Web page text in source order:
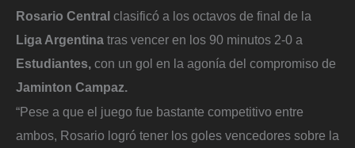
Rosario Central clasificó a los octavos de final de la
Liga Argentina tras vencer en los 90 minutos 2-0 a
Estudiantes, con un gol en la agonía del compromiso de
Jaminton Campaz.
“Pese a que el juego fue bastante competitivo entre
ambos, Rosario logró tener los goles vencedores sobre la